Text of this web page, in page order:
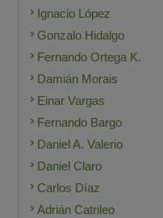
Ignacio López
Gonzalo Hidalgo
Fernando Ortega K.
Damián Morais
Einar Vargas
Fernando Bargo
Daniel A. Valerio
Daniel Claro
Carlos Díaz
Adrián Catrileo